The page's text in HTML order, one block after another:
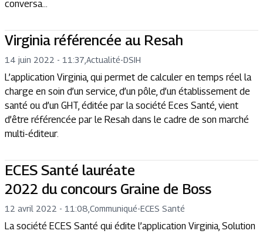
conversa...
Virginia référencée au Resah
14 juin 2022 - 11:37 Actualité-DSIH
L’application Virginia, qui permet de calculer en temps réel la
charge en soin d’un service, d’un pôle, d’un établissement de
santé ou d’un GHT, éditée par la société Eces Santé, vient
d’être référencée par le Resah dans le cadre de son marché
multi-éditeur.
ECES Santé lauréate
2022 du concours Graine de Boss
12 avril 2022 - 11:08 Communiqué-ECES Santé
La société ECES Santé qui édite l’application Virginia, Solution